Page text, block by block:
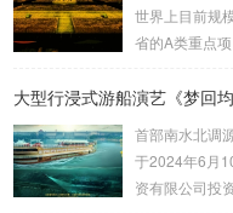
世界上目前规
省的A类重点
——“只有”系列
述河南故事。
化，将数个剧
国。聚城视界
大型行浸式游船演艺《梦回均
首部南水北调
于2024年6月
资有限公司投